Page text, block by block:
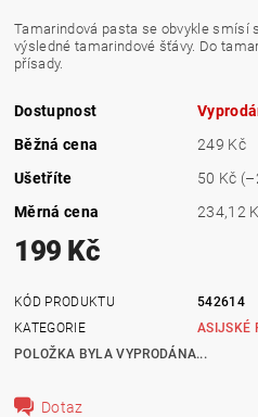
Tamarindová pasta se obvykle smísí
výsledné tamarindové šťávy. Do
přísady.
Dostupnost
Běžná cena
249 Kč
Ušetříte
50 Kč
Měrná cena
234,12
199 Kč
KÓD PRODUKTU
542614
KATEGORIE
ASIJSKÉ
POLOŽKA BYLA VYPRODÁNA...
Dotaz